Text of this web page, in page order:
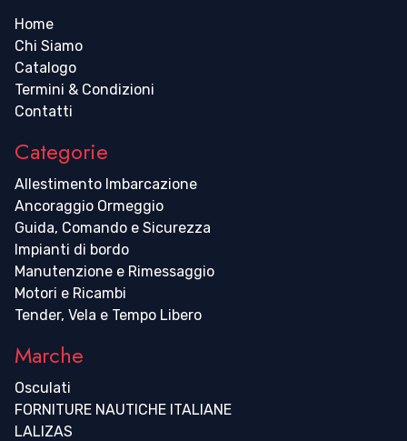
Home
Chi Siamo
Catalogo
Termini & Condizioni
Contatti
Categorie
Allestimento Imbarcazione
Ancoraggio Ormeggio
Guida, Comando e Sicurezza
Impianti di bordo
Manutenzione e Rimessaggio
Motori e Ricambi
Tender, Vela e Tempo Libero
Marche
Osculati
FORNITURE NAUTICHE ITALIANE
LALIZAS